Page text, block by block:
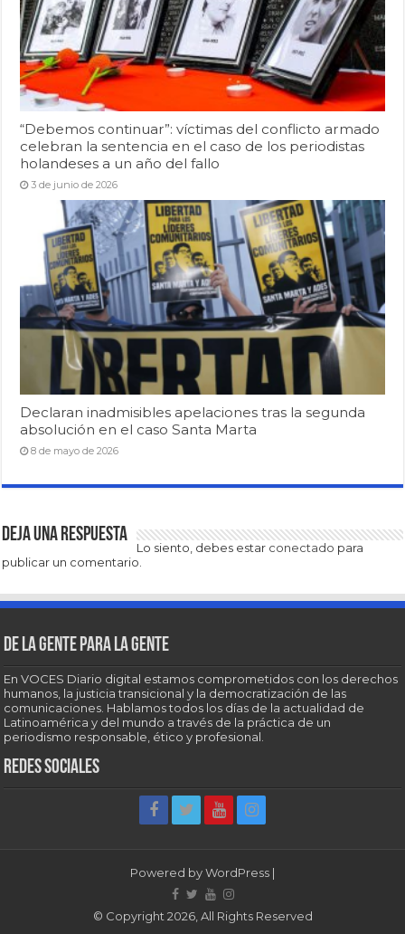
“Debemos continuar”: víctimas del conflicto armado
celebran la sentencia en el caso de los periodistas
holandeses a un año del fallo
3 de junio de 2026
Declaran inadmisibles apelaciones tras la segunda
absolución en el caso Santa Marta
8 de mayo de 2026
Deja una respuesta
Lo siento, debes estar conectado para
publicar un comentario.
De la gente para la gente
En VOCES Diario digital estamos comprometidos con los derechos
humanos, la justicia transicional y la democratización de las
comunicaciones. Hablamos todos los días de la actualidad de
Latinoamérica y del mundo a través de la práctica de un
periodismo responsable, ético y profesional.
Redes sociales
Powered byWordPress |
© Copyright 2026, All Rights Reserved